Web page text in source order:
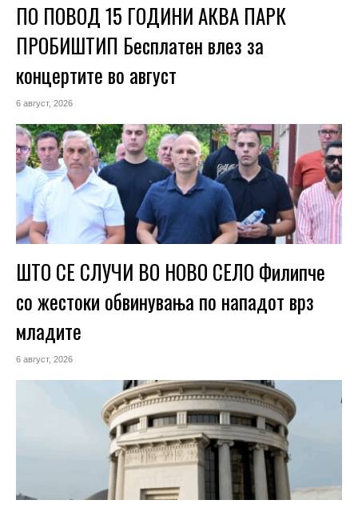
ПО ПОВОД 15 ГОДИНИ АКВА ПАРК
ПРОБИШТИП Бесплатен влез за
концертите во август
6 август, 2026
ШТО СЕ СЛУЧИ ВО НОВО СЕЛО Филипче
со жестоки обвинувања по нападот врз
младите
6 август, 2026